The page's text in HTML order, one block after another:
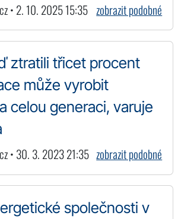
• 2. 10. 2025 15:35 zobrazit podobné
ztratili třicet procent
může vyrobit
celou generaci, varuje
• 30. 3. 2023 21:35 zobrazit podobné
společnosti v